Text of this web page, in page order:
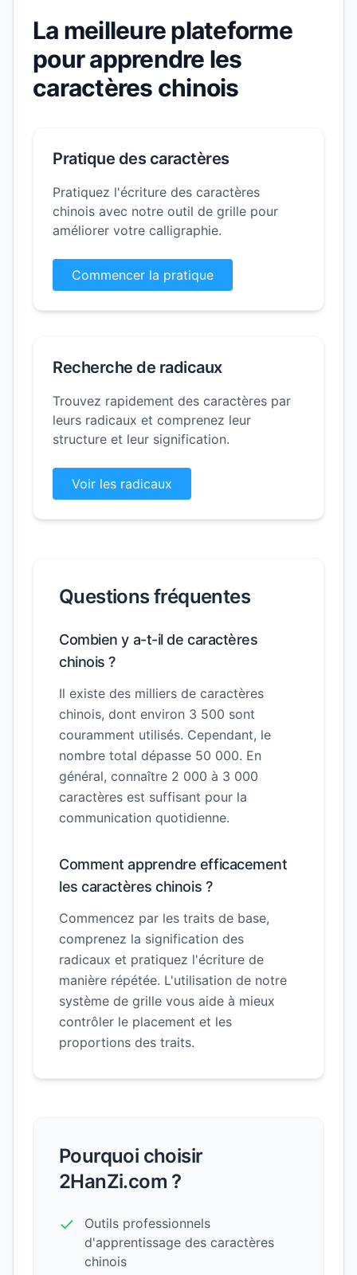
La meilleure plateforme
pour apprendre les
caractères chinois
Pratique des caractères
Pratiquez l'écriture des caractères
chinois avec notre outil de grille pour
améliorer votre calligraphie.
Commencer la pratique
Recherche de radicaux
Trouvez rapidement des caractères par
leurs radicaux et comprenez leur
structure et leur signification.
Voir les radicaux
Questions fréquentes
Combien y a-t-il de caractères
chinois ?
Il existe des milliers de caractères
chinois, dont environ 3 500 sont
couramment utilisés. Cependant, le
nombre total dépasse 50 000. En
général, connaître 2 000 à 3 000
caractères est suffisant pour la
communication quotidienne.
Comment apprendre efficacement
les caractères chinois ?
Commencez par les traits de base,
comprenez la signification des
radicaux et pratiquez l'écriture de
manière répétée. L'utilisation de notre
système de grille vous aide à mieux
contrôler le placement et les
proportions des traits.
Pourquoi choisir
2HanZi.com ?
Outils professionnels
d'apprentissage des caractères
chinois